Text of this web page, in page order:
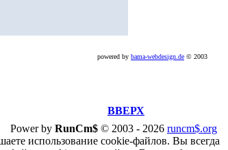
powered by bama-webdesign.de © 2003
ВВЕРХ
Power by RunCm$ © 2003 - 2026 runcm$.org
использование cookie-файлов. Вы всегда